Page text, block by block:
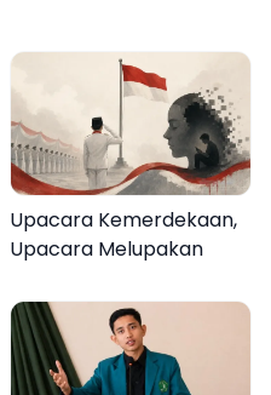
Rakyat
Upacara Kemerdekaan,
Upacara Melupakan